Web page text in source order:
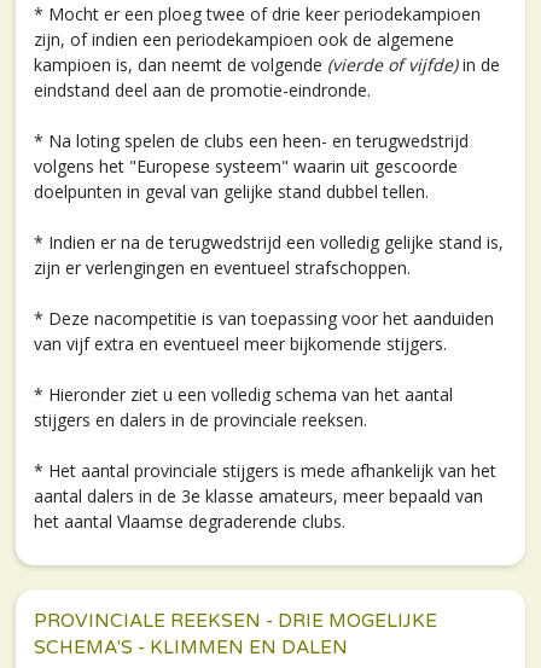
* Mocht er een ploeg twee of drie keer periodekampioen
zijn, of indien een periodekampioen ook de algemene
kampioen is, dan neemt de volgende (vierde of vijfde)in de
eindstand deel aan de promotie-eindronde.
* Na loting spelen de clubs een heen- en terugwedstrijd
volgens het "Europese systeem" waarin uit gescoorde
doelpunten in geval van gelijke stand dubbel tellen.
* Indien er na de terugwedstrijd een volledig gelijke stand is,
zijn er verlengingen en eventueel strafschoppen.
* Deze nacompetitie is van toepassing voor het aanduiden
van vijf extra en eventueel meer bijkomende stijgers.
* Hieronder ziet u een volledig schema van het aantal
stijgers en dalers in de provinciale reeksen.
* Het aantal provinciale stijgers is mede afhankelijk van het
aantal dalers in de 3e klasse amateurs, meer bepaald van
het aantal Vlaamse degraderende clubs.
PROVINCIALE REEKSEN - DRIE MOGELIJKE
SCHEMA'S - KLIMMEN EN DALEN